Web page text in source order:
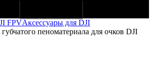
FPVАксессуары для DJI
пеноматериала для очков DJI